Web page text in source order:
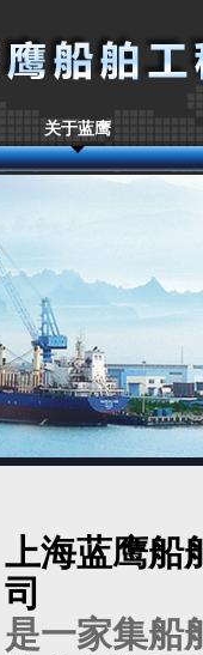
关于蓝鹰
上海蓝鹰船
司
是一家集船